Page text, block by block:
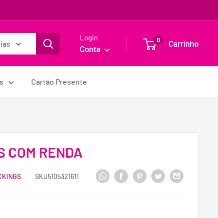
Login
Conta
0 Carrinho
Cartão Presente
COM RENDA
SKU5105321611